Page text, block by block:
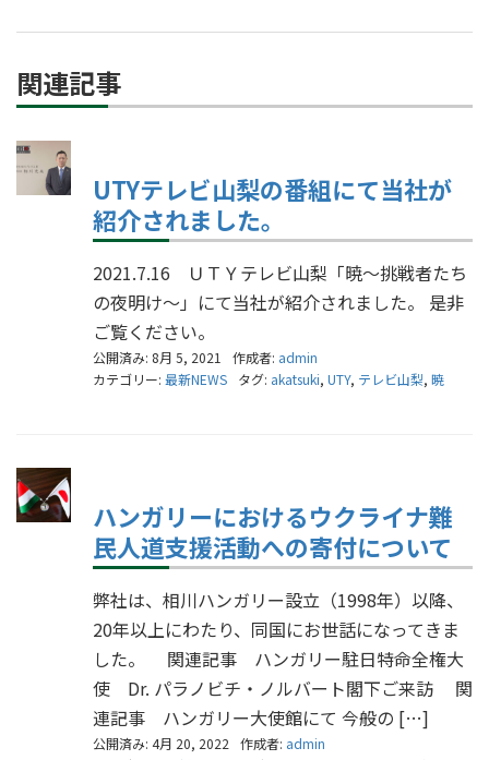
関連記事
UTYテレビ山梨の番組にて当社が
紹介されました。
2021.7.16 ＵＴＹテレビ山梨「暁～挑戦者たち
の夜明け～」にて当社が紹介されました。 是非
ご覧ください。
公開済み: 8月 5, 2021 作成者: admin
カテゴリー: 最新NEWS タグ: akatsuki, UTY, テレビ山梨, 暁
ハンガリーにおけるウクライナ難
民人道支援活動への寄付について
弊社は、相川ハンガリー設立（1998年）以降、
20年以上にわたり、同国にお世話になってきま
した。 関連記事 ハンガリー駐日特命全権大
使 Dr. パラノビチ・ノルバート閣下ご来訪 関
連記事 ハンガリー大使館にて 今般の […]
公開済み: 4月 20, 2022 作成者: admin